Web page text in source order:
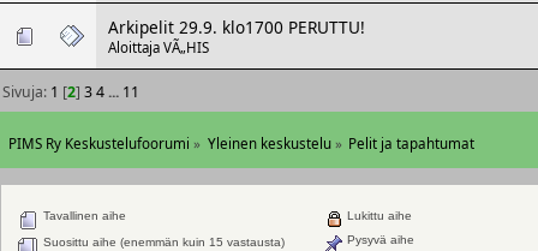
Arkipelit 29.9. klo1700 PERUTTU!
Aloittaja VÃ„HIS
Sivuja: 1 [2]3 4 ... 11
PIMS Ry Keskustelufoorumi » Yleinen keskustelu» Pelit ja tapahtumat
Tavallinen aihe
Suosittu aihe (enemmän kuin 15 vastausta)
Lukittu aihe
Pysyvä aihe